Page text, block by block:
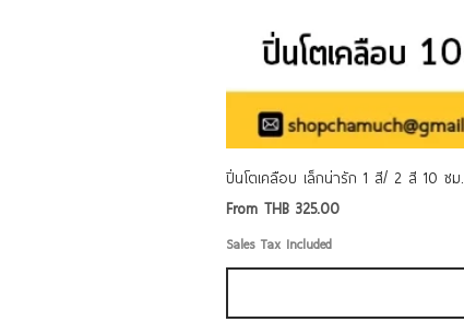
ปิ่นโตเคลือบ เล็กน่ารัก 1 สี/ 2 สี 10 ซ
From THB 325.00
Sale Price
Sales Tax Included